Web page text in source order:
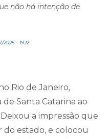
não há intenção de
- 19:12
Rio de Janeiro,
Santa Catarina ao
a impressão que
estado, e colocou